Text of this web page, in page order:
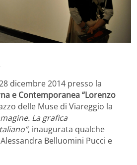
dicembre 2014 presso la
e Contemporanea “Lorenzo
delle Muse di Viareggio la
La grafica
, inaugurata qualche
Belluomini Pucci e